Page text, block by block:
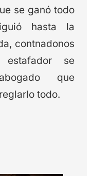
se ganó todo
hasta la
contnadonos
se
que
todo.